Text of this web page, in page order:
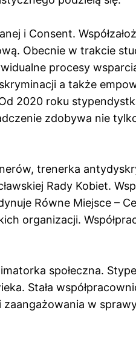
i Consent.
Obecnie w trakcie
procesy
a także
2020 roku
zdobywa nie
trenerka
Rady Kobiet.
Równe Miejsce –
organizacji.
społeczna.
Stała
w